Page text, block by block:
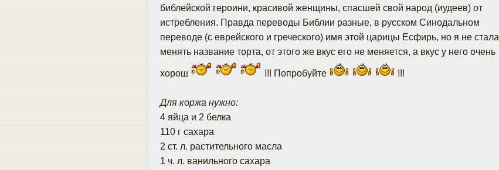
библейской героини, красивой женщины, спасшей свой народ (иудеев) от
истребления. Правда переводы Библии разные, в русском Синодальном
переводе (с еврейского и греческого) имя этой царицы Есфирь, но я не стала
менять название торта, от этого же вкус его не меняется, а вкус у него очень
хорош !!! Попробуйте !!!
Для коржа нужно:
4 яйца и 2 белка
110 г сахара
2 ст. л. растительного масла
1 ч. л. ванильного сахара